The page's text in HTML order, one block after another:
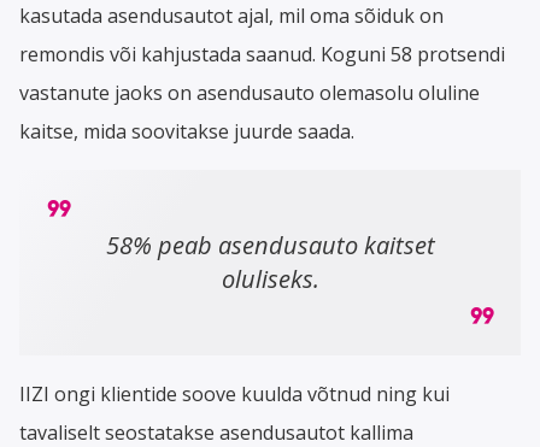
kasutada asendusautot ajal, mil oma sõiduk on
remondis või kahjustada saanud. Koguni 58 protsendi
vastanute jaoks on asendusauto olemasolu oluline
kaitse, mida soovitakse juurde saada.
58% peab asendusauto kaitset
oluliseks.
IIZI ongi klientide soove kuulda võtnud ning kui
tavaliselt seostatakse asendusautot kallima